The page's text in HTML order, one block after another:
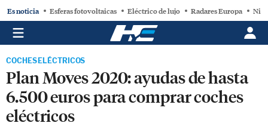
Es noticia Esferas fotovoltaicas Eléctrico de lujo Radares Europa
COCHES ELÉCTRICOS
Plan Moves 2020: ayudas de hasta
6.500 euros para comprar coches
eléctricos